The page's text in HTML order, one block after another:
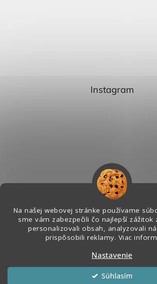
Na našej webovej stránke používame
sme vám zabezpečili čo najlepší zážitok
personalizovali obsah, analyzovali
prispôsobili reklamy. Viac
Nastavenie
Súhlasím
Instagram
Sledovať na